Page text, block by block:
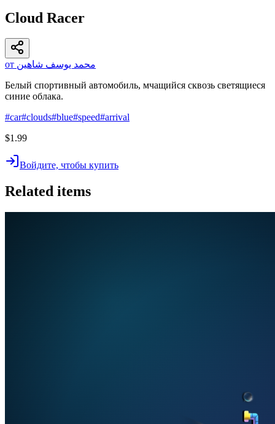
Cloud Racer
от محمد يوسف شاهين
Белый спортивный автомобиль, мчащийся сквозь светящиеся
синие облака.
#car#clouds#blue#speed#arrival
$1.99
Войдите, чтобы купить
Related items